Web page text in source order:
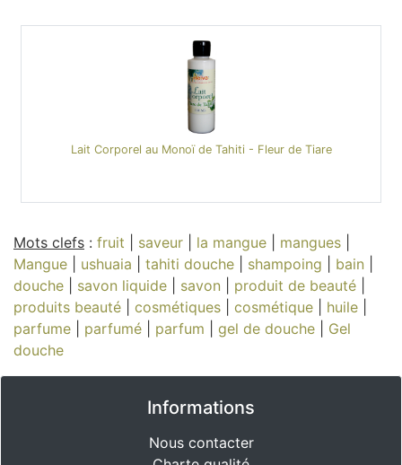
Lait Corporel au Monoï de Tahiti - Fleur de Tiare
Mots clefs : fruit saveur la mangue mangues
Mangue
ushuaia tahiti douche shampoing bain
douche
savon liquide savon produit de beauté
produits beauté
cosmétiques cosmétique huile
parfume
parfumé parfum gel de douche
Gel
douche
Informations
Nous contacter